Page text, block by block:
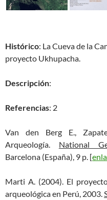
Histórico: La Cueva de la
proyecto Ukhupacha.
Descripción:
Referencias: 2
Van den Berg E.,
Arqueología. National
Barcelona (España), 9 p. [
Marti A. (2004). El
arqueológica en Perú, 2003.